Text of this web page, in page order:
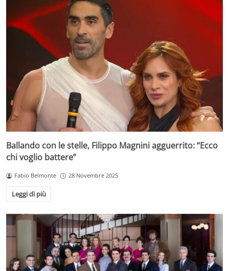
Ballando con le stelle, Filippo Magnini agguerrito: “Ecco
chi voglio battere”
Fabio Belmonte 28 Novembre 2025
Leggi di più